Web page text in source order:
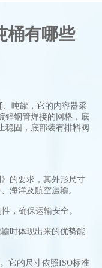
桶有哪些
、吨罐，它的内容器采
锌钢管焊接的网格，底
稳固，底部装有排料阀
的要求，其外形尺寸
海洋及航空运输。
，确保运输安全。
时体现出来的优势能
它的尺寸依照ISO标准